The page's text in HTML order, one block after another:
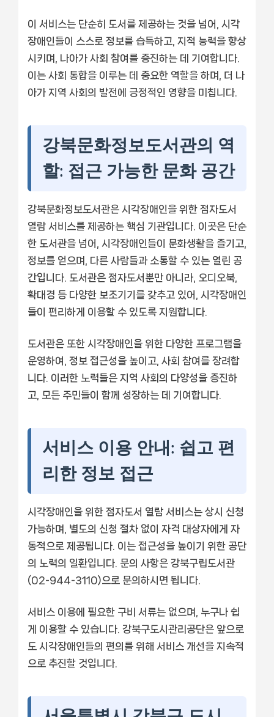
이 서비스는 단순히 도서를 제공하는 것을 넘어, 시각
장애인들이 스스로 정보를 습득하고, 지적 능력을 향상
시키며, 나아가 사회 참여를 증진하는 데 기여합니다.
이는 사회 통합을 이루는 데 중요한 역할을 하며, 더 나
아가 지역 사회의 발전에 긍정적인 영향을 미칩니다.
강북문화정보도서관의 역
할: 접근 가능한 문화 공간
강북문화정보도서관은 시각장애인을 위한 점자도서
열람 서비스를 제공하는 핵심 기관입니다. 이곳은 단순
한 도서관을 넘어, 시각장애인들이 문화생활을 즐기고,
정보를 얻으며, 다른 사람들과 소통할 수 있는 열린 공
간입니다. 도서관은 점자도서뿐만 아니라, 오디오북,
확대경 등 다양한 보조기기를 갖추고 있어, 시각장애인
들이 편리하게 이용할 수 있도록 지원합니다.
도서관은 또한 시각장애인을 위한 다양한 프로그램을
운영하여, 정보 접근성을 높이고, 사회 참여를 장려합
니다. 이러한 노력들은 지역 사회의 다양성을 증진하
고, 모든 주민들이 함께 성장하는 데 기여합니다.
서비스 이용 안내: 쉽고 편
리한 정보 접근
시각장애인을 위한 점자도서 열람 서비스는 상시 신청
가능하며, 별도의 신청 절차 없이 자격 대상자에게 자
동적으로 제공됩니다. 이는 접근성을 높이기 위한 공단
의 노력의 일환입니다. 문의 사항은 강북구립도서관
(02-944-3110)으로 문의하시면 됩니다.
서비스 이용에 필요한 구비 서류는 없으며, 누구나 쉽
게 이용할 수 있습니다. 강북구도시관리공단은 앞으로
도 시각장애인들의 편의를 위해 서비스 개선을 지속적
으로 추진할 것입니다.